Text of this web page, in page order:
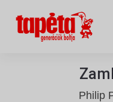
Philip